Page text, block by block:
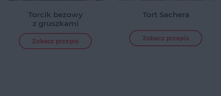
Torcik bezowy
z gruszkami
Zobacz przepis
Tort Sachera
Zobacz przepis